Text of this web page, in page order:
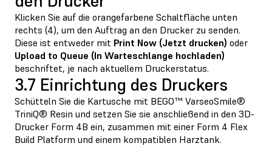
Klicken Sie auf die orangefarbene Schaltfläche unten
rechts (4), um den Auftrag an den Drucker zu senden.
Diese ist entweder mit Print Now (Jetzt drucken) oder
Upload to Queue (In Warteschlange hochladen)
beschriftet, je nach aktuellem Druckerstatus.
3.7 Einrichtung des Druckers
Schütteln Sie die Kartusche mit BEGO™ VarseoSmile®
TriniQ® Resin und setzen Sie sie anschließend in den 3D-
Drucker Form 4B ein, zusammen mit einer Form 4 Flex
Build Platform und einem kompatiblen Harztank.